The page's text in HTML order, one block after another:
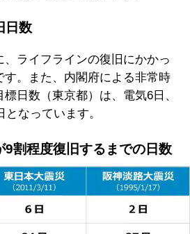
日数
ライフラインの復旧にかかっ
す。また、内閣府による非常時
日数（東京都）は、電気6日、
なっています。
9割程度復旧するまでの日数